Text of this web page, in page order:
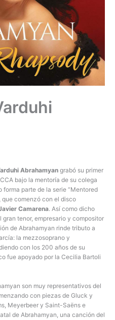
Abrahamyan grabó su primer
bajo la mentoría de su colega
forma parte de la serie “Mentored
que comenzó con el disco
Camarena. Así como dicho
tenor, empresario y compositor
de Abrahamyan rinde tributo a
la mezzosoprano y
con los 200 años de su
fue apoyado por la Cecilia Bartoli
son muy representativos del
con piezas de Gluck y
Meyerbeer y Saint-Saëns e
de Abrahamyan, una canción del